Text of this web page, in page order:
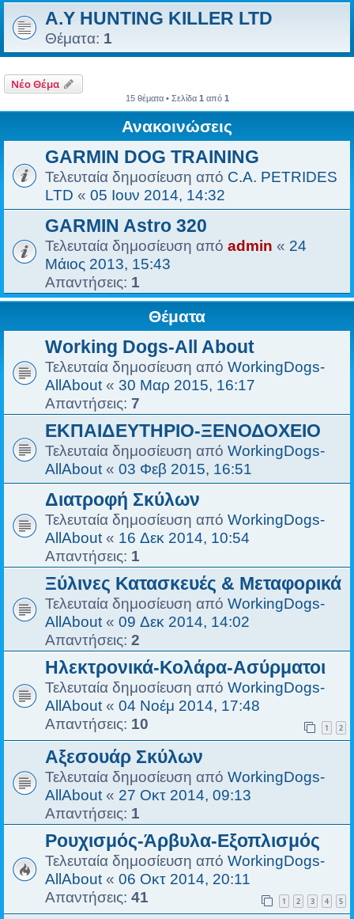
A.Y HUNTING KILLER LTD
Θέματα: 1
Νέο Θέμα
15 θέματα • Σελίδα 1 από 1
Ανακοινώσεις
GARMIN DOG TRAINING
Τελευταία δημοσίευση από C.A. PETRIDES
LTD « 05 Ιουν 2014, 14:32
GARMIN Astro 320
Τελευταία δημοσίευση από admin « 24
Μάιος 2013, 15:43
Απαντήσεις: 1
Θέματα
Working Dogs-All About
Τελευταία δημοσίευση από WorkingDogs-
AllAbout « 30 Μαρ 2015, 16:17
Απαντήσεις: 7
ΕΚΠΑΙΔΕΥΤΗΡΙΟ-ΞΕΝΟΔΟΧΕΙΟ
Τελευταία δημοσίευση από WorkingDogs-
AllAbout « 03 Φεβ 2015, 16:51
Διατροφή Σκύλων
Τελευταία δημοσίευση από WorkingDogs-
AllAbout « 16 Δεκ 2014, 10:54
Απαντήσεις: 1
Ξύλινες Κατασκευές & Μεταφορικά
Τελευταία δημοσίευση από WorkingDogs-
AllAbout « 09 Δεκ 2014, 14:02
Απαντήσεις: 2
Ηλεκτρονικά-Κολάρα-Ασύρματοι
Τελευταία δημοσίευση από WorkingDogs-
AllAbout « 04 Νοέμ 2014, 17:48
Απαντήσεις: 10 1 2
Αξεσουάρ Σκύλων
Τελευταία δημοσίευση από WorkingDogs-
AllAbout « 27 Οκτ 2014, 09:13
Απαντήσεις: 1
Ρουχισμός-Άρβυλα-Εξοπλισμός
Τελευταία δημοσίευση από WorkingDogs-
AllAbout « 06 Οκτ 2014, 20:11
Απαντήσεις: 41 1 2 3 4 5